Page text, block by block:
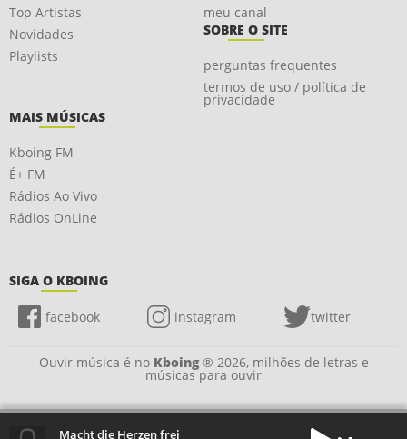
Top Artistas
Novidades
Playlists
meu canal
SOBRE O SITE
perguntas frequentes
termos de uso / política de
privacidade
MAIS MÚSICAS
Kboing FM
É+ FM
Rádios Ao Vivo
Rádios OnLine
SIGA O KBOING
facebook instagram twitter
Ouvir música é no Kboing® 2026, milhões de letras e
músicas para ouvir
Macht die Herzen frei